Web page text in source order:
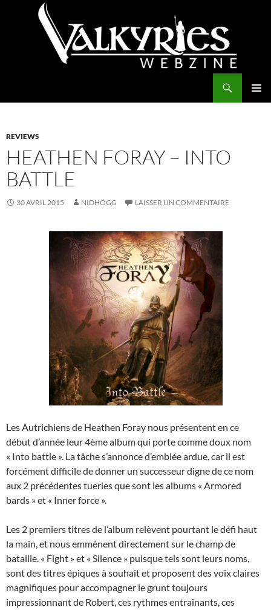
REVIEWS
HEATHEN FORAY – INTO
BATTLE
30 AVRIL 2015 NIDHÖGG LAISSER UN COMMENTAIRE
Les Autrichiens de Heathen Foray nous présentent en ce
début d’année leur 4ème album qui porte comme doux nom
« Into battle ». La tâche s’annonce d’emblée ardue, car il est
forcément difficile de donner un successeur digne de ce nom
aux 2 précédentes tueries que sont les albums « Armored
bards » et « Inner force ».
Les 2 premiers titres de l’album relèvent pourtant le défi haut
la main, et nous emmènent directement sur le champ de
bataille. « Fight » et « Silence » puisque tels sont leurs noms,
sont des titres épiques à souhait et proposent des voix claires
magnifiques pour accompagner le grunt toujours
impressionnant de Robert, ces rythmes entraînants, ces